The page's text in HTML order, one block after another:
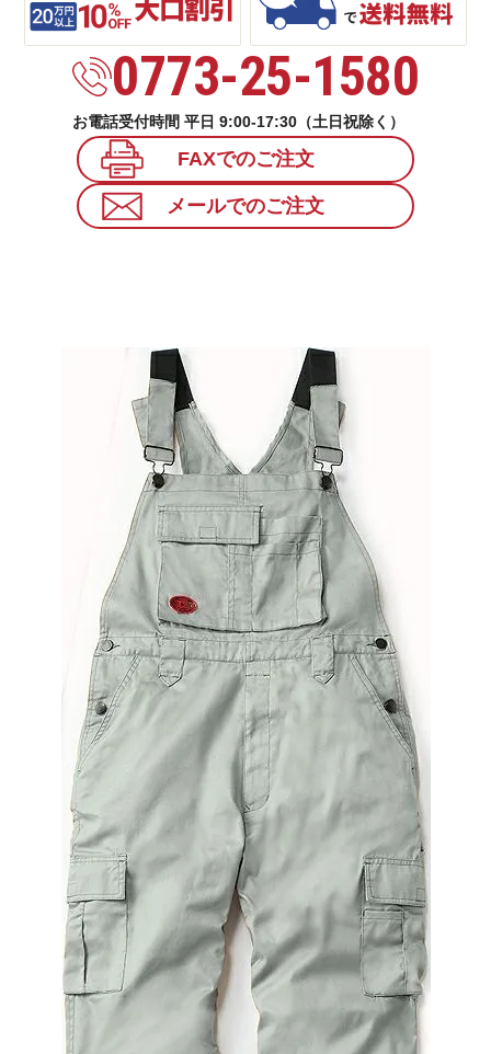
0773-25-1580
お電話受付時間 平日 9:00-17:30（土日祝除く）
FAXでのご注文
メールでのご注文